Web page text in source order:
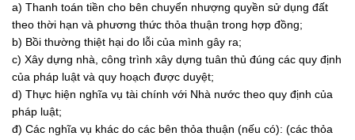
a) Thanh toán tiền cho bên chuyển nhượng quyền sử dụng đất
theo thời hạn và phương thức thỏa thuận trong hợp đồng;
b) Bồi thường thiệt hại do lỗi của mình gây ra;
c) Xây dựng nhà, công trình xây dựng tuân thủ đúng các quy định
của pháp luật và quy hoạch được duyệt;
d) Thực hiện nghĩa vụ tài chính với Nhà nước theo quy định của
pháp luật;
đ) Các nghĩa vụ khác do các bên thỏa thuận (nếu có): (các thỏa